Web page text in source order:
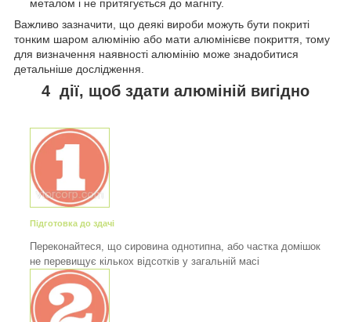
металом і не притягується до магніту.
Важливо зазначити, що деякі вироби можуть бути покриті
тонким шаром алюмінію або мати алюмінієве покриття, тому
для визначення наявності алюмінію може знадобитися
детальніше дослідження.
4 дії, щоб здати алюміній вигідно
Підготовка до здачі
Переконайтеся, що сировина однотипна, або частка домішок
не перевищує кількох відсотків у загальній масі